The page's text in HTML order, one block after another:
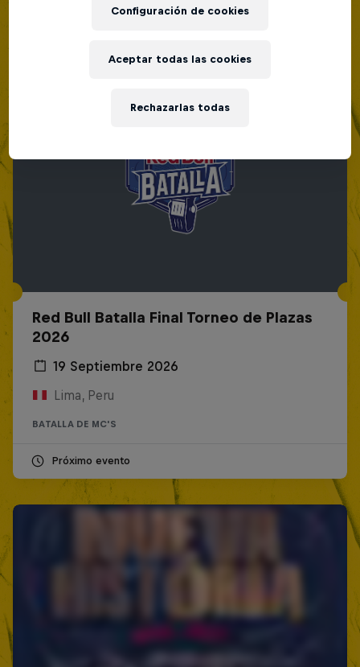
Red Bull Batalla Final Torneo de Plazas
2026
19 Septiembre 2026
Lima, Peru
BATALLA DE MC'S
Próximo evento
Configuración de cookies
Rechazarlas todas
Aceptar todas las cookies